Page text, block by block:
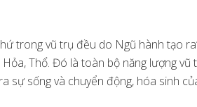
trong vũ trụ đều do Ngũ hành tạo
Thổ. Đó là toàn bộ năng lượng
sự sống và chuyển động, hóa sinh